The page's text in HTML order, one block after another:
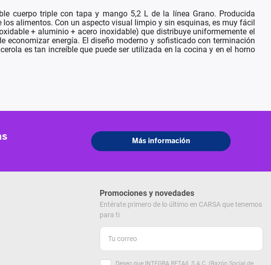
cuerpo triple con tapa y mango 5,2 L de la línea Grano. Producida
alimentos. Con un aspecto visual limpio y sin esquinas, es muy fácil
+ aluminio + acero inoxidable) que distribuye uniformemente el
energía. El diseño moderno y sofisticado con terminación
es tan increíble que puede ser utilizada en la cocina y en el horno
Promociones y novedades
Entérate primero de lo último en CARSA que tenemos
para ti